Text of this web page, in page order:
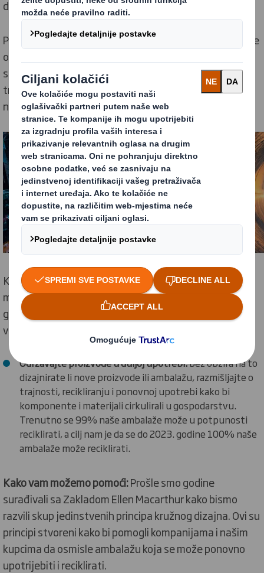
dugotrajan i težak proces.
Postoji širok izbor inicijativa kružnog gospodarstva koje
organizacije mogu integrirati. Otkrili smo da, iako su
sustavno razmišljanje i suradnja ključni za ubrzanje
tranzicije, svaka organizacija mora pronaći ono što
najbolje funkcionira za njezine specifične okolnosti.
Kako biste započeli predlažemo šest načina, koje
možete upotrijebiti u tranziciji prema kružnom
gospodarstvu. U ostvarivanju nekih od njih, možemo
vam izravno pomoći.
Održavajte proizvode u duljoj upotrebi:bez obzira na to
dizajnirate li nove proizvode ili ambalažu, razmišljajte o
trajnosti, recikliranju i ponovnoj upotrebi kako bi
komponente i materijali cirkulirali u gospodarstvu.
Trenutno se 99% naše ambalaže može u potpunosti
reciklirati, a cilj nam je da se do 2023. godine 100% naše
ambalaže može reciklirati.
Kako vam možemo pomoći:Prošle smo godine
surađivali sa Zakladom Ellen Macarthur kako bismo
razvili skup jedinstvenih principa kružnog dizajna. Ovi su
principi stvoreni kako bi pomogli kompanijama i našim
kupcima da osmisle ambalažu koja se može ponovno
upotrijebiti i reciklirati.